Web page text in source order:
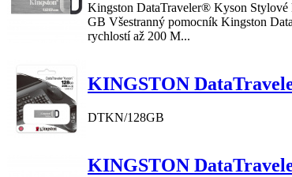
Kingston DataTraveler® Kyson Stylové
GB Všestranný pomocník Kingston
rychlostí až 200 M...
KINGSTON
DTKN/128GB
KINGSTON